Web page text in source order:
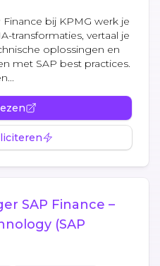
bij KPMG werk je
transformaties, vertaal je
oplossingen en
met SAP best practices.
SAP Finance –
(SAP